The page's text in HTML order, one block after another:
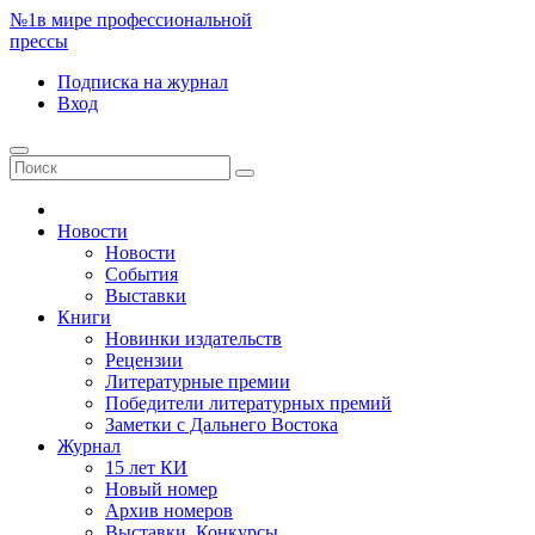
№1в мире профессиональной
прессы
Подписка на журнал
Вход
Новости
Новости
События
Выставки
Книги
Новинки издательств
Рецензии
Литературные премии
Победители литературных премий
Заметки с Дальнего Востока
Журнал
15 лет КИ
Новый номер
Архив номеров